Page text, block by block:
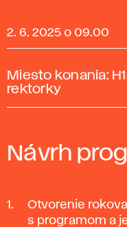
2. 6. 2025 o 09.00
Miesto konania:
rektorky
Návrh
Otvorenie
s programom a